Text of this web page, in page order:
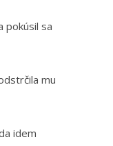
pokúsil sa
mu
idem